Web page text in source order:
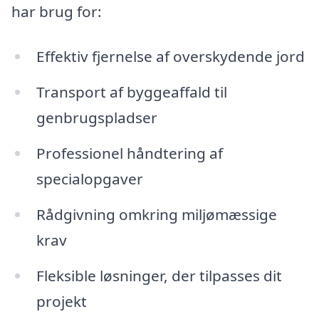
har brug for:
Effektiv fjernelse af overskydende jord
Transport af byggeaffald til
genbrugspladser
Professionel håndtering af
specialopgaver
Rådgivning omkring miljømæssige
krav
Fleksible løsninger, der tilpasses dit
projekt